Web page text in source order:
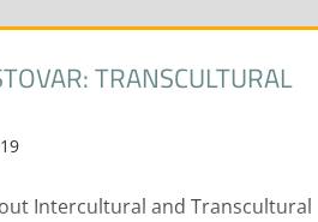
TRANSCULTURAL
Diplom- Bachelor und
Intercultural and Transcultural